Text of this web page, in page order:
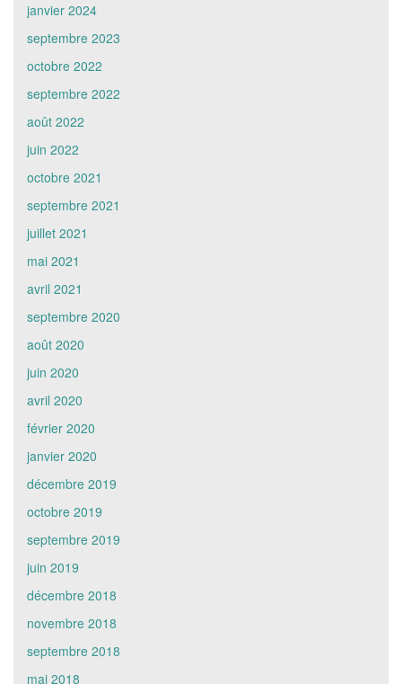
janvier 2024
septembre 2023
octobre 2022
septembre 2022
août 2022
juin 2022
octobre 2021
septembre 2021
juillet 2021
mai 2021
avril 2021
septembre 2020
août 2020
juin 2020
avril 2020
février 2020
janvier 2020
décembre 2019
octobre 2019
septembre 2019
juin 2019
décembre 2018
novembre 2018
septembre 2018
mai 2018